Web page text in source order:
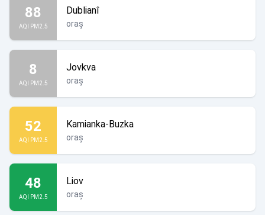
88
AQI PM2.5
Dublianî
oraș
8
AQI PM2.5
Jovkva
oraș
52
AQI PM2.5
Kamianka-Buzka
oraș
48
AQI PM2.5
Liov
oraș